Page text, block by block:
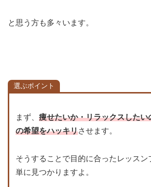
と思う方も多々います。
選ぶポイント
まず、 痩せたいか・リラックスしたい
の希望をハッキリさせます。
そうすることで目的に合ったレッスン
単に見つかりますよ。